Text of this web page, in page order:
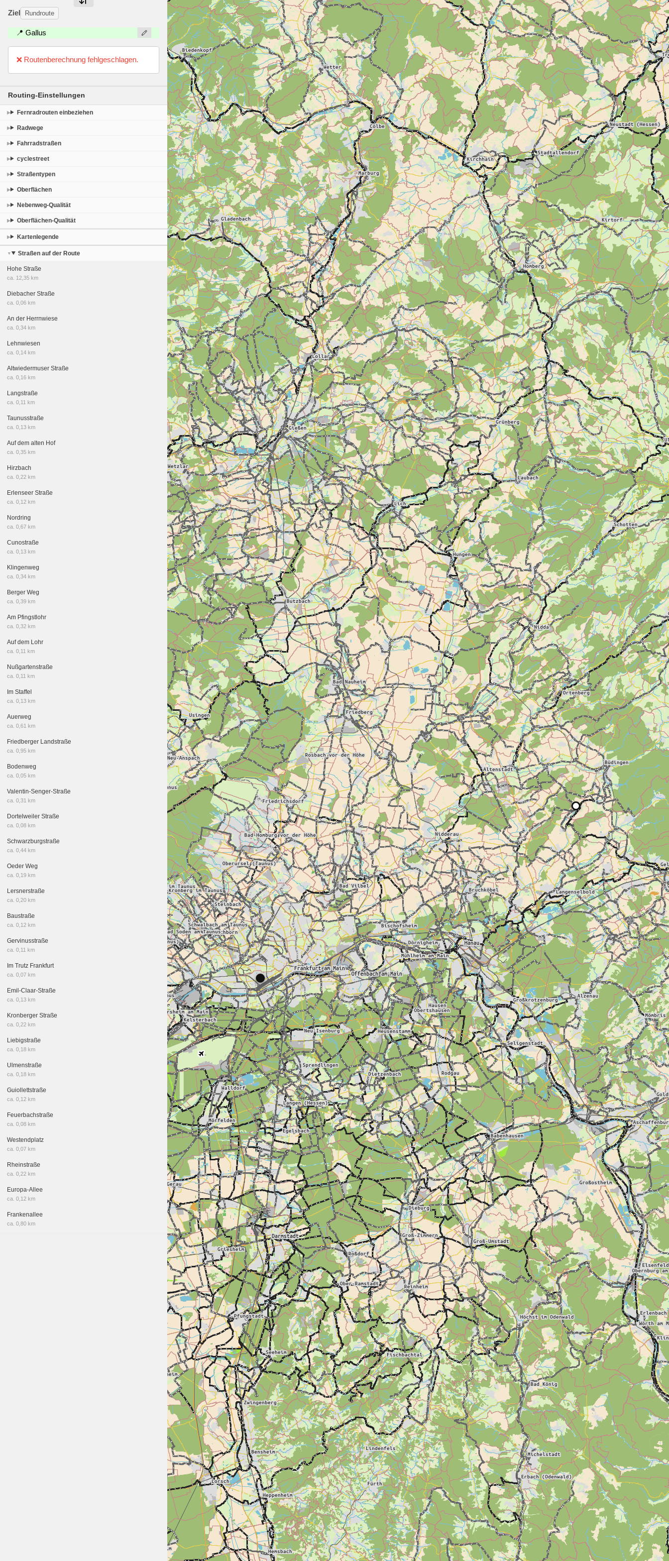
Ziel Rundroute
📍 Gallus
❌ Routenberechnung fehlgeschlagen.
Routing-Einstellungen
Fernradrouten einbeziehen
Radwege
Fahrradstraßen
cyclestreet
Straßentypen
Oberflächen
Nebenweg-Qualität
Oberflächen-Qualität
Kartenlegende
Straßen auf der Route
Hohe Straße
ca. 12,35 km
Diebacher Straße
ca. 0,06 km
An der Herrnwiese
ca. 0,34 km
Lehnwiesen
ca. 0,14 km
Altwiedermuser Straße
ca. 0,16 km
Langstraße
ca. 0,11 km
Taunusstraße
ca. 0,13 km
Auf dem alten Hof
ca. 0,35 km
Hirzbach
ca. 0,22 km
Erlenseer Straße
ca. 0,12 km
Nordring
ca. 0,67 km
Cunostraße
ca. 0,13 km
Klingenweg
ca. 0,34 km
Berger Weg
ca. 0,39 km
Am Pfingstlohr
ca. 0,32 km
Auf dem Lohr
ca. 0,11 km
Nußgartenstraße
ca. 0,11 km
Im Staffel
ca. 0,13 km
Auerweg
ca. 0,61 km
Friedberger Landstraße
ca. 0,95 km
Bodenweg
ca. 0,05 km
Valentin-Senger-Straße
ca. 0,31 km
Dortelweiler Straße
ca. 0,08 km
Schwarzburgstraße
ca. 0,44 km
Oeder Weg
ca. 0,19 km
Lersnerstraße
ca. 0,20 km
Baustraße
ca. 0,12 km
Gervinusstraße
ca. 0,11 km
Im Trutz Frankfurt
ca. 0,07 km
Emil-Claar-Straße
ca. 0,13 km
Kronberger Straße
ca. 0,22 km
Liebigstraße
ca. 0,18 km
Ulmenstraße
ca. 0,18 km
Guiollettstraße
ca. 0,12 km
Feuerbachstraße
ca. 0,08 km
Westendplatz
ca. 0,07 km
Rheinstraße
ca. 0,22 km
Europa-Allee
ca. 0,12 km
Frankenallee
ca. 0,80 km